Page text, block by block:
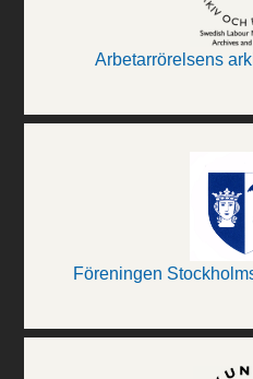
Arbetarrörelsens
Föreningen